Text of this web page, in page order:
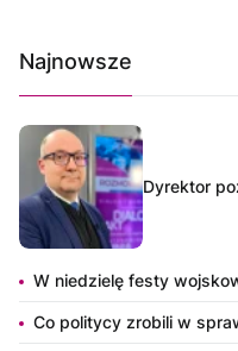
Najnowsze
Dyrektor
W niedzielę festy
Co politycy zrobili w